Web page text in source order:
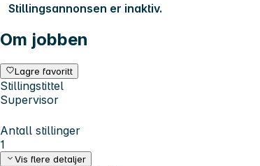
Stillingsannonsen er inaktiv.
Om jobben
Lagre favoritt
Stillingstittel
Supervisor
Antall stillinger
1
Vis flere detaljer